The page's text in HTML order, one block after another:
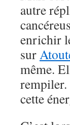
autre
enrichir
sur
même.
rempiler.
cette